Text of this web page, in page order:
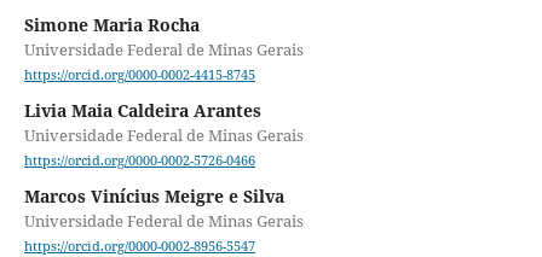
Simone Maria Rocha
Universidade Federal de Minas Gerais
https://orcid.org/0000-0002-4415-8745
Livia Maia Caldeira Arantes
Universidade Federal de Minas Gerais
https://orcid.org/0000-0002-5726-0466
Marcos Vinícius Meigre e Silva
Universidade Federal de Minas Gerais
https://orcid.org/0000-0002-8956-5547